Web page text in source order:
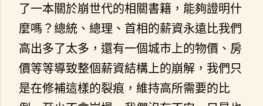
了一本關於崩世代的相關書籍，能夠證明什
麼嗎？總統、總理、首相的薪資永遠比我們
高出多了太多，還有一個城市上的物價、房
價等等導致整個薪資結構上的崩解，我們只
是在修補這樣的裂痕，維持高所需要的比